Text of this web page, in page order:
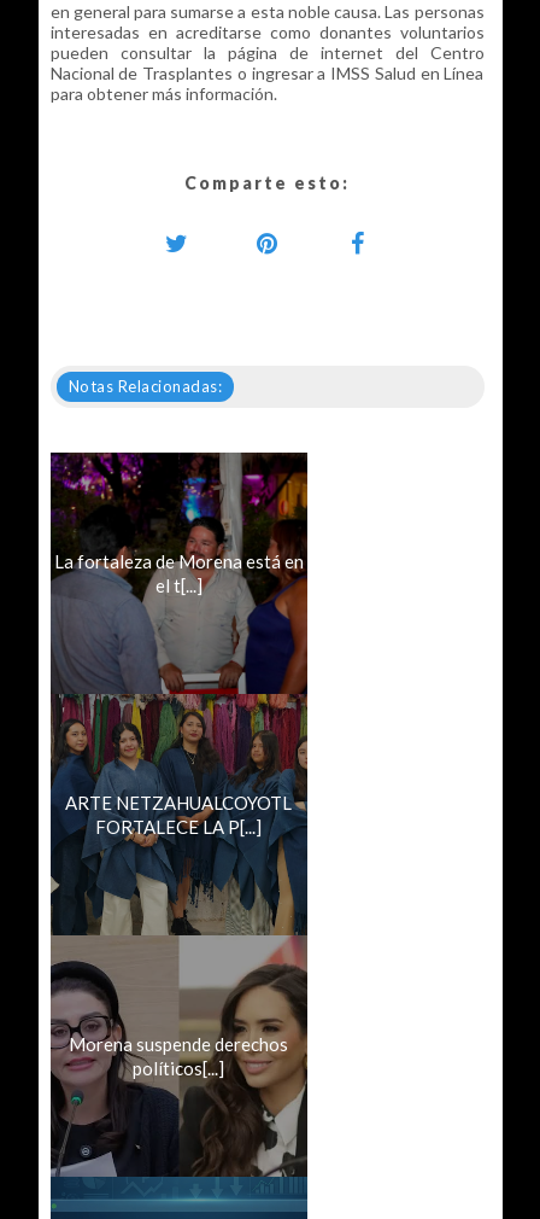
en general para sumarse a esta noble causa. Las personas
interesadas en acreditarse como donantes voluntarios
pueden consultar la página de internet del Centro
Nacional de Trasplantes o ingresar a IMSS Salud en Línea
para obtener más información.
Comparte esto:
Notas Relacionadas:
La fortaleza de Morena está en
el t[...]
ARTE NETZAHUALCOYOTL
FORTALECE LA P[...]
Morena suspende derechos
políticos[...]